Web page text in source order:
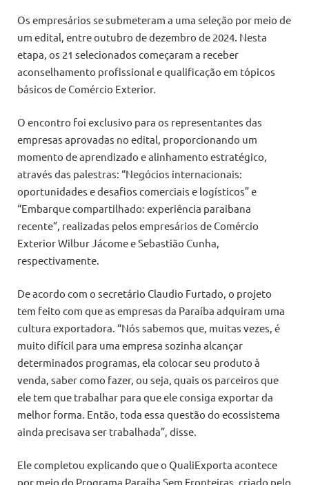
Os empresários se submeteram a uma seleção por meio de
um edital, entre outubro de dezembro de 2024. Nesta
etapa, os 21 selecionados começaram a receber
aconselhamento profissional e qualificação em tópicos
básicos de Comércio Exterior.
O encontro foi exclusivo para os representantes das
empresas aprovadas no edital, proporcionando um
momento de aprendizado e alinhamento estratégico,
através das palestras: “Negócios internacionais:
oportunidades e desafios comerciais e logísticos” e
“Embarque compartilhado: experiência paraibana
recente”, realizadas pelos empresários de Comércio
Exterior Wilbur Jácome e Sebastião Cunha,
respectivamente.
De acordo com o secretário Claudio Furtado, o projeto
tem feito com que as empresas da Paraíba adquiram uma
cultura exportadora. “Nós sabemos que, muitas vezes, é
muito difícil para uma empresa sozinha alcançar
determinados programas, ela colocar seu produto à
venda, saber como fazer, ou seja, quais os parceiros que
ele tem que trabalhar para que ele consiga exportar da
melhor forma. Então, toda essa questão do ecossistema
ainda precisava ser trabalhada”, disse.
Ele completou explicando que o QualiExporta acontece
por meio do Programa Paraíba Sem Fronteiras, criado pelo